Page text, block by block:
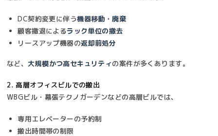
DC契約変更に伴う機器移動・廃棄
顧客撤退によるラック単位の撤去
リースアップ機器の返却前処分
など、 大規模かつ高セキュリティの案件が多くあります。
2. 高層オフィスビルでの搬出
WBGビル・幕張テクノガーデンなどの高層ビルでは、
専用エレベーターの予約制
搬出時間帯の制限